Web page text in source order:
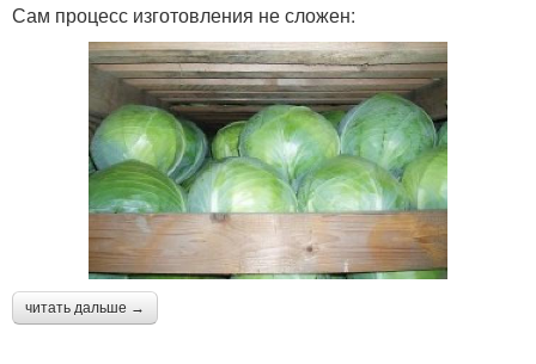
Сам процесс изготовления не сложен:
читать дальше →